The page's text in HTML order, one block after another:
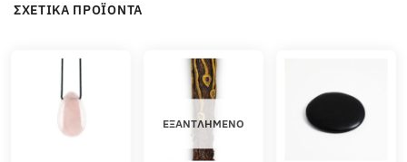
ΣΧΕΤΙΚΆ ΠΡΟΪΌΝΤΑ
ΕΞΑΝΤΛΗΜΈΝΟ